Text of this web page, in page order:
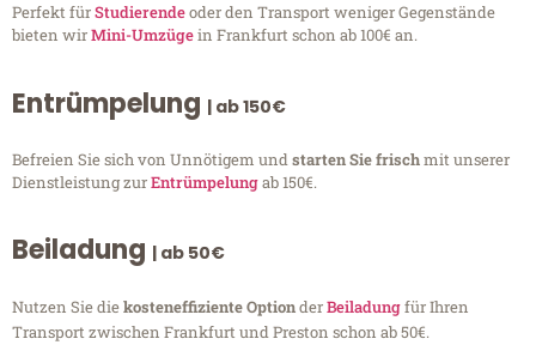
Perfekt fürStudierendeoder den Transport weniger Gegenstände
bieten wirMini-Umzügein Frankfurt schon ab 100€ an.
Entrümpelung | ab 150€
Befreien Sie sich von Unnötigem undstarten Sie frischmit unserer
Dienstleistung zurEntrümpelungab 150€.
Beiladung | ab 50€
Nutzen Sie diekosteneffiziente OptionderBeiladungfür Ihren
Transport zwischen Frankfurt und Preston schon ab 50€.